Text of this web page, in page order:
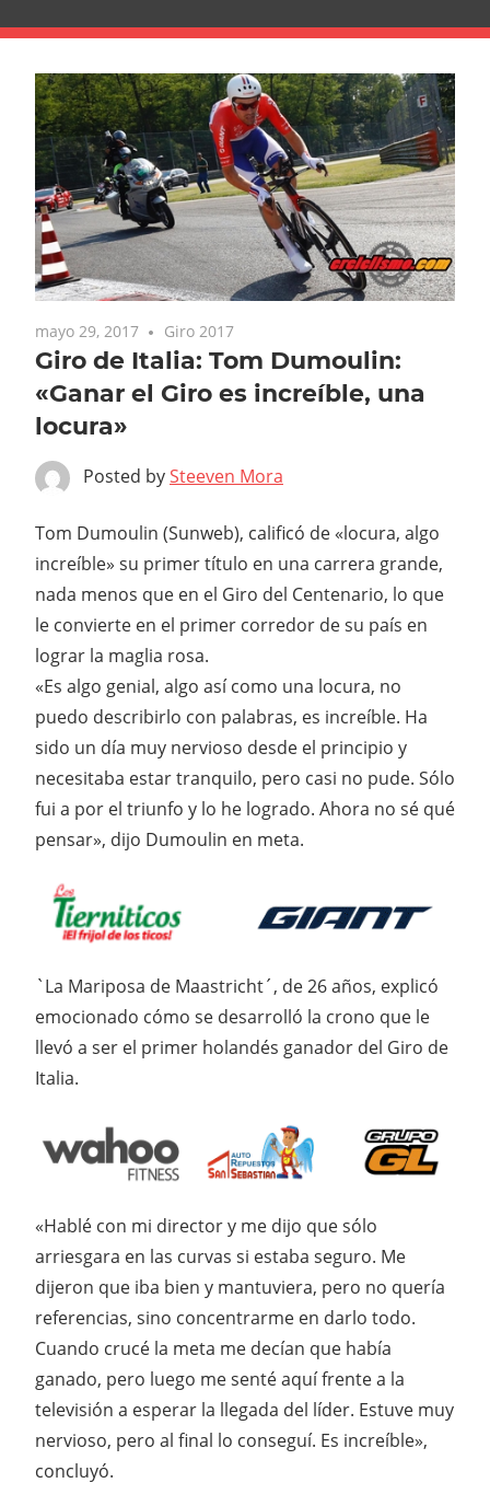
mayo 29, 2017 Giro 2017
Giro de Italia: Tom Dumoulin:
«Ganar el Giro es increíble, una
locura»
Posted bySteeven Mora
Tom Dumoulin (Sunweb), calificó de «locura, algo
increíble» su primer título en una carrera grande,
nada menos que en el Giro del Centenario, lo que
le convierte en el primer corredor de su país en
lograr la maglia rosa.
«Es algo genial, algo así como una locura, no
puedo describirlo con palabras, es increíble. Ha
sido un día muy nervioso desde el principio y
necesitaba estar tranquilo, pero casi no pude. Sólo
fui a por el triunfo y lo he logrado. Ahora no sé qué
pensar», dijo Dumoulin en meta.
`La Mariposa de Maastricht´, de 26 años, explicó
emocionado cómo se desarrolló la crono que le
llevó a ser el primer holandés ganador del Giro de
Italia.
«Hablé con mi director y me dijo que sólo
arriesgara en las curvas si estaba seguro. Me
dijeron que iba bien y mantuviera, pero no quería
referencias, sino concentrarme en darlo todo.
Cuando crucé la meta me decían que había
ganado, pero luego me senté aquí frente a la
televisión a esperar la llegada del líder. Estuve muy
nervioso, pero al final lo conseguí. Es increíble»,
concluyó.